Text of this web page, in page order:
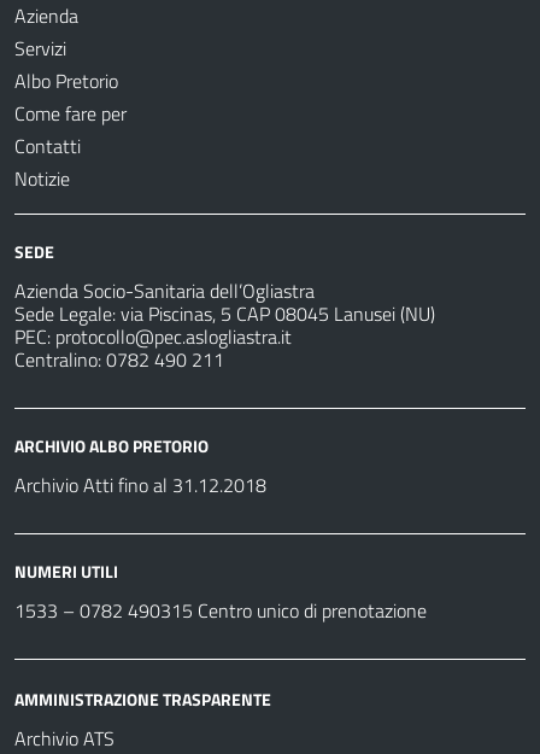
Azienda
Servizi
Albo Pretorio
Come fare per
Contatti
Notizie
SEDE
Azienda Socio-Sanitaria dell’Ogliastra
Sede Legale: via Piscinas, 5 CAP 08045 Lanusei (NU)
PEC: protocollo@pec.aslogliastra.it
Centralino: 0782 490 211
ARCHIVIO ALBO PRETORIO
Archivio Atti fino al 31.12.2018
NUMERI UTILI
1533 – 0782 490315 Centro unico di prenotazione
AMMINISTRAZIONE TRASPARENTE
Archivio ATS